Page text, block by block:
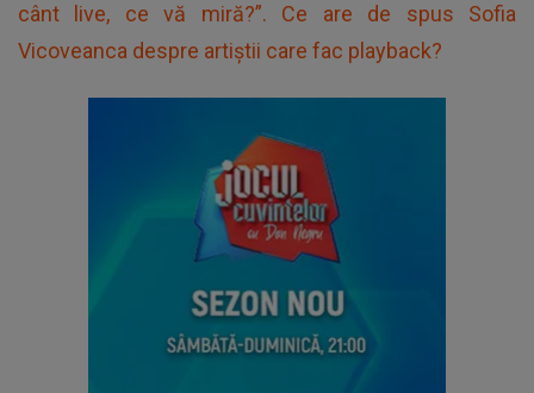
cânt live, ce vă miră?”. Ce are de spus Sofia
Vicoveanca despre artiștii care fac playback?